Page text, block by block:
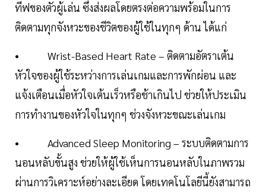
ทีฟของตัวผู้เล่น ซึ่งส่งผลโดยตรงต่อความพร้อมในการ
ติดตามทุกจังหวะของชีวิตของผู้ใช้ในทุกๆ ด้าน ได้แก่
• Wrist-Based Heart Rate – ติดตามอัตราเต้น
หัวใจของผู้ใช้ระหว่างการเล่นเกมและการพักผ่อน และ
แจ้งเตือนเมื่อหัวใจเต้นเร็วหรือช้าเกินไป ช่วยให้ประเมิน
การทำงานของหัวใจในทุกๆ ช่วงจังหวะขณะเล่นเกม
• Advanced Sleep Monitoring – ระบบติดตามการ
นอนหลับขั้นสูง ช่วยให้ผู้ใช้เห็นการนอนหลับในภาพรวม
ผ่านการวิเคราะห์อย่างละเอียด โดยเทคโนโลยีนี้ยังสามารถ